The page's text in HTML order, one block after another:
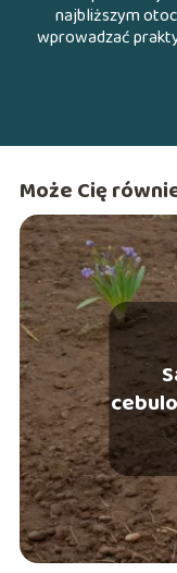
najbliższym
wprowadzać
Może Cię